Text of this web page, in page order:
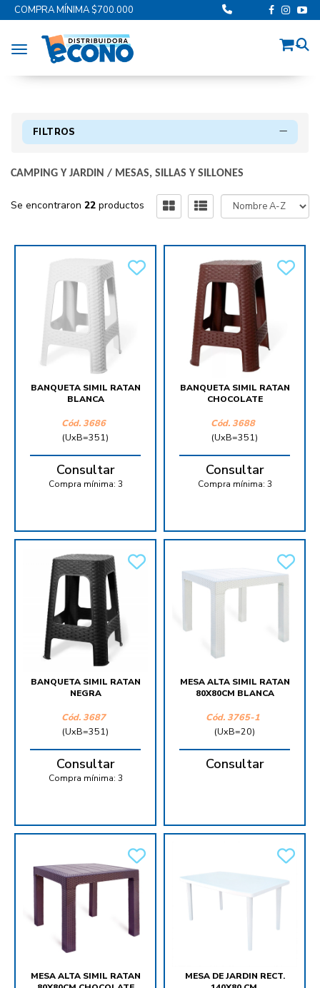
COMPRA MÍNIMA $700.000
Toggle navigation
FILTROS
CAMPING Y JARDIN / MESAS, SILLAS Y SILLONES
Se encontraron 22 productos
BANQUETA SIMIL RATAN
BLANCA
Cód. 3686
(UxB=351)
Consultar
Compra mínima: 3
BANQUETA SIMIL RATAN
CHOCOLATE
Cód. 3688
(UxB=351)
Consultar
Compra mínima: 3
BANQUETA SIMIL RATAN
NEGRA
Cód. 3687
(UxB=351)
Consultar
Compra mínima: 3
MESA ALTA SIMIL RATAN
80X80CM BLANCA
Cód. 3765-1
(UxB=20)
Consultar
MESA ALTA SIMIL RATAN
MESA DE JARDIN RECT.